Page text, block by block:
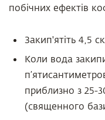
побічних ефектів
Закип'ятіть 4,5
Коли вода
приблизно з 25-
(cвященного